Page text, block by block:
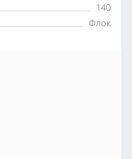
140
Флок